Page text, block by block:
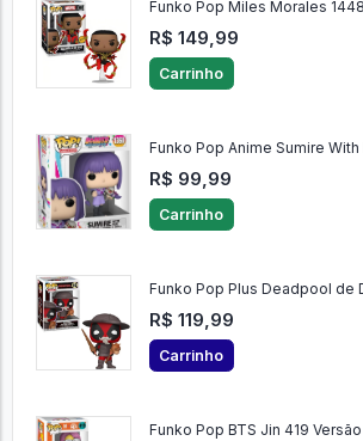
Funko Pop Miles Morales
R$ 149,99
Carrinho
Funko Pop Anime Sumire With
R$ 99,99
Carrinho
Funko Pop Plus Deadpool de
R$ 119,99
Carrinho
Funko Pop BTS Jin 419